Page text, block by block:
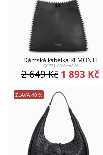
Dámská kabelka REMONTE
Q0771-00 černá S6
1 893 Kč
2 649Kč
ZĽAVA 40%